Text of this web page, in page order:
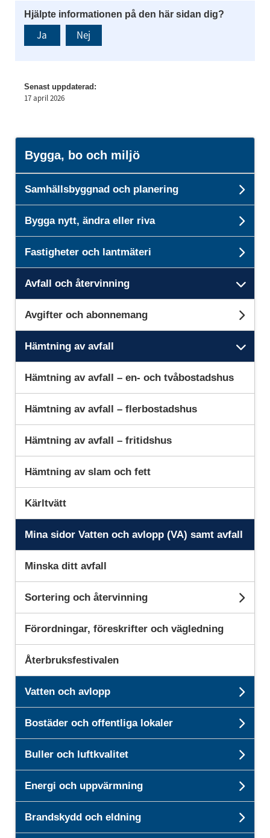
Hjälpte informationen på den här sidan dig?
Ja Nej
Senast uppdaterad:
17 april 2026
Bygga, bo och miljö
Samhällsbyggnad och planering
Bygga nytt, ändra eller riva
Fastigheter och lantmäteri
Avfall och återvinning
Avgifter och abonnemang
Hämtning av avfall
Hämtning av avfall – en- och tvåbostadshus
Hämtning av avfall – flerbostadshus
Hämtning av avfall – fritidshus
Hämtning av slam och fett
Kärltvätt
Mina sidor Vatten och avlopp (VA) samt avfall
Minska ditt avfall
Sortering och återvinning
Förordningar, föreskrifter och vägledning
Återbruksfestivalen
Vatten och avlopp
Bostäder och offentliga lokaler
Buller och luftkvalitet
Energi och uppvärmning
Brandskydd och eldning